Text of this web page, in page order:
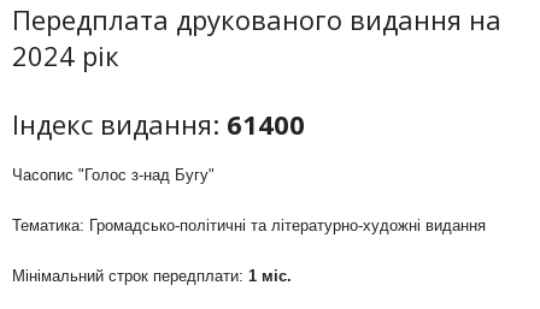
Передплата друкованого видання на
2024 рік
Індекс видання: 61400
Часопис "Голос з-над Бугу"
Тематика: Громадсько-політичні та літературно-художні видання
Мінімальний строк передплати: 1 міс.